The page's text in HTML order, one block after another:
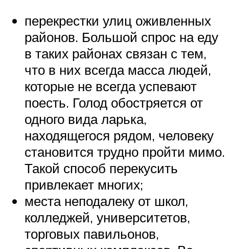
перекрестки улиц оживленных
районов. Большой спрос на еду
в таких районах связан с тем,
что в них всегда масса людей,
которые не всегда успевают
поесть. Голод обостряется от
одного вида ларька,
находящегося рядом, человеку
становится трудно пройти мимо.
Такой способ перекусить
привлекает многих;
места неподалеку от школ,
колледжей, университетов,
торговых павильонов,